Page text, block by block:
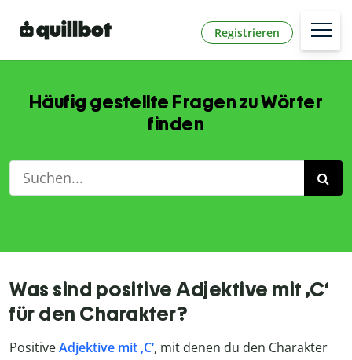
Registrieren
Häufig gestellte Fragen zu Wörter
finden
Was sind positive Adjektive mit ,C‘
für den Charakter?
PositiveAdjektive mit ,C‘, mit denen du den Charakter